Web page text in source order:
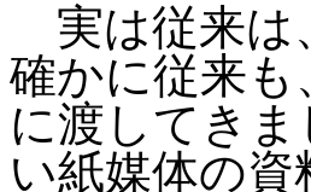
実は従来は
確かに従来
に渡してき
い紙媒体の